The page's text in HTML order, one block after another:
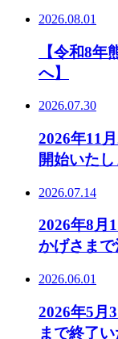
2026.08.01
【令和8年
へ】
2026.07.30
2026年11
開始いたし
2026.07.14
2026年8月
かげさまで
2026.06.01
2026年5月
まで終了い